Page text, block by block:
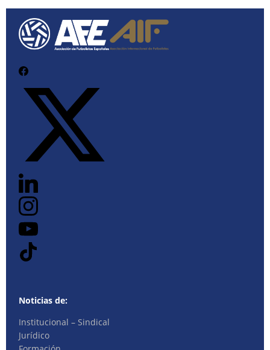
Noticias de:
Institucional – Sindical
Jurídico